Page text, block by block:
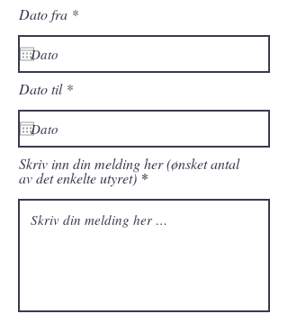
Dato fra *r
q
i
d
Dato til *r
q
i
r
e
d
Skriv inn din melding her (ønsket antal
av det enkelte utyret)